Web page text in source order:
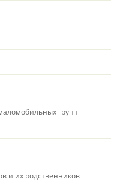
групп
и их родственников